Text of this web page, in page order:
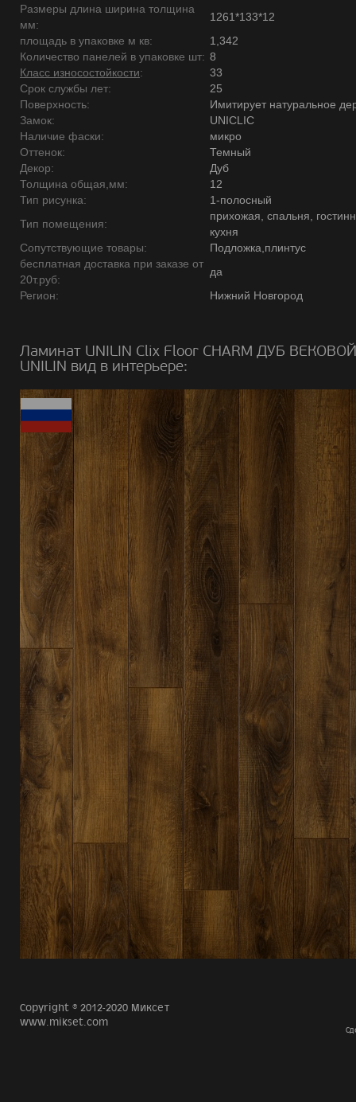
Размеры длина ширина толщина
мм:
1261*133*12
площадь в упаковке м кв:
1,342
Количество панелей в упаковке шт: 8
Класс износостойкости:
33
Срок службы лет:
25
Поверхность:
Имитирует натуральное
Замок:
UNICLIC
Наличие фаски:
микро
Оттенок:
Темный
Декор:
Дуб
Толщина общая,мм:
12
Тип рисунка:
1-полосный
Тип помещения:
прихожая, спальня,
кухня
Сопутствующие товары:
Подложка,плинтус
бесплатная доставка при заказе от
20т.руб:
да
Регион:
Нижний Новгород
Ламинат UNILIN Clix Floor CHARM ДУБ ВЕКОВОЙ
UNILIN вид в интерьере:
Copyright © 2012-2020 Миксет
www.mikset.com